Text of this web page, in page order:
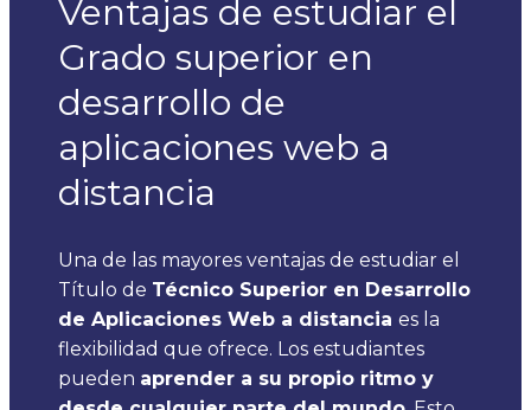
Ventajas de estudiar el
Grado superior en
desarrollo de
aplicaciones web a
distancia
Una de las mayores ventajas de estudiar el
Título de Técnico Superior en Desarrollo
de Aplicaciones Web a distancia es la
flexibilidad que ofrece. Los estudiantes
pueden aprender a su propio ritmo y